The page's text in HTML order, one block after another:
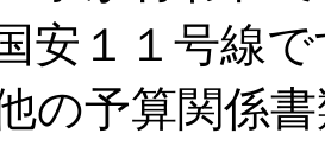
安１１号線
の予算関係